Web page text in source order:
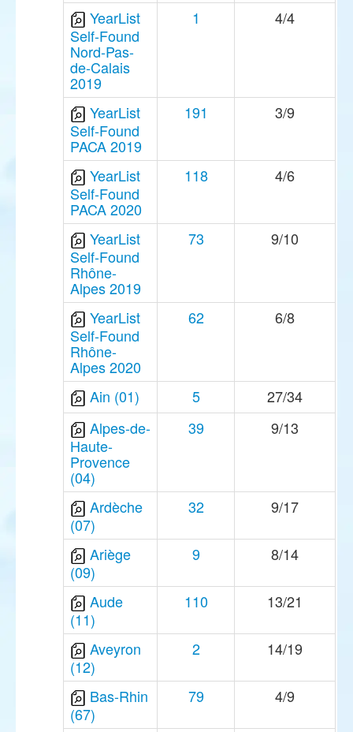
YearList
Self-Found
Nord-Pas-
de-Calais
2019
1 4/4
YearList
Self-Found
PACA 2019
191 3/9
YearList
Self-Found
PACA 2020
118 4/6
YearList
Self-Found
Rhône-
Alpes 2019
73 9/10
YearList
Self-Found
Rhône-
Alpes 2020
62 6/8
Ain (01) 5
27/34
Alpes-de-
Haute-
Provence
(04)
39 9/13
Ardèche
(07)
32 9/17
Ariège
(09)
9 8/14
Aude
(11)
110 13/21
Aveyron
(12)
2 14/19
Bas-Rhin
(67)
79 4/9